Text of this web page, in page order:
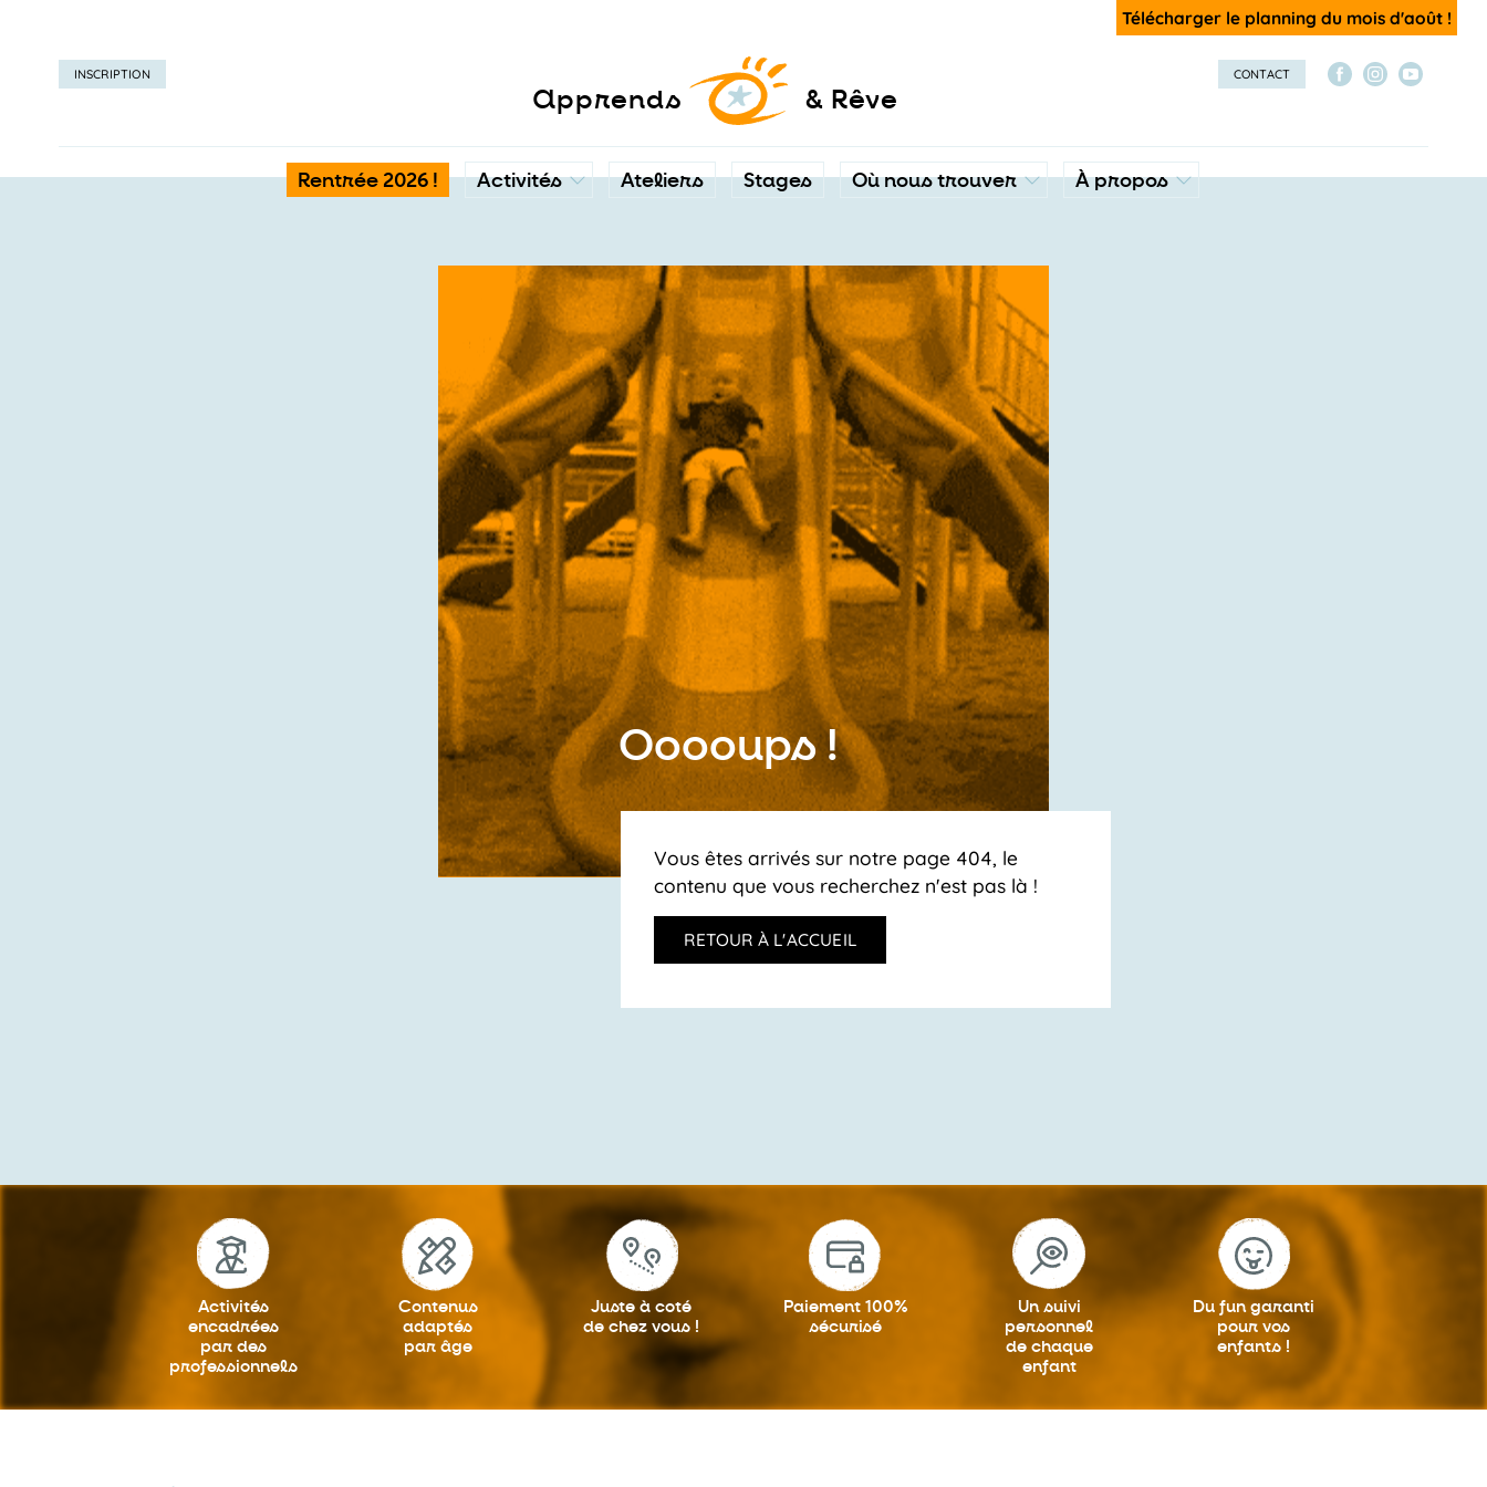
Télécharger le planning du mois d'août !
apprends & Rêve
Rentrée 2026 ! Activités Ateliers Stages Où nous trouver À propos
CONTACT
INSCRIPTION
Ooooups !
Vous êtes arrivés sur notre page 404, le
contenu que vous recherchez n'est pas là !
RETOUR À L'ACCUEIL
Activités
encadrées
par des
professionnels
Contenus
adaptés
par âge
Juste à coté
de chez vous !
Paiement 100%
sécurisé
Un suivi
personnel
de chaque
enfant
Du fun garanti
pour vos
enfants !